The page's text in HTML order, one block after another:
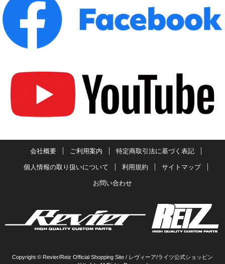
会社概要 ご利用案内 特定商取引法に基づく表記
個人情報の取り扱いについて 利用規約 サイトマップ
お問い合わせ
Copyright © Revier/Reiz Official Shopping Site / レヴィーア/ライツ公式ショッピン